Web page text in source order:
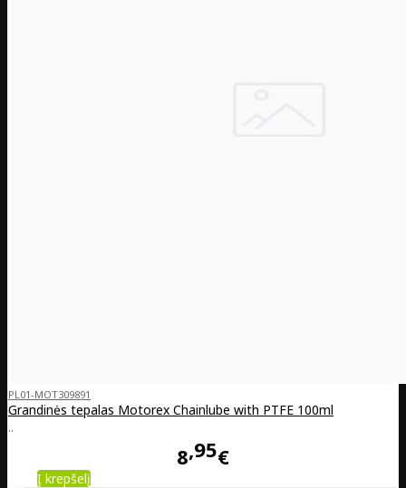
PL01-MOT309891
Grandinės tepalas Motorex Chainlube with PTFE 100ml
..
8 95€
Į krepšelį